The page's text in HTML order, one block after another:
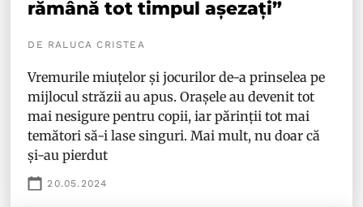
rămână tot timpul așezați”
DE RALUCA CRISTEA
Vremurile miuțelor și jocurilor de-a prinselea pe
mijlocul străzii au apus. Orașele au devenit tot
mai nesigure pentru copii, iar părinții tot mai
temători să-i lase singuri. Mai mult, nu doar că
și-au pierdut
20.05.2024